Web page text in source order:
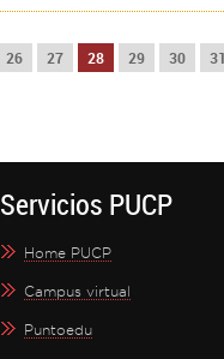
26 27 28 29 30
Servicios PUCP
Home PUCP
Campus virtual
Puntoedu